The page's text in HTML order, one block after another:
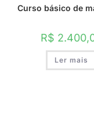
Curso básico de
R$
Ler mais